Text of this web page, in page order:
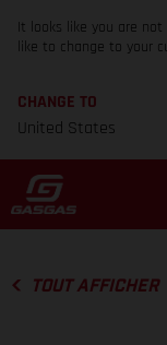
It looks like you are
like to change to your
CHANGE TO
United States
TOUT AFFICHER